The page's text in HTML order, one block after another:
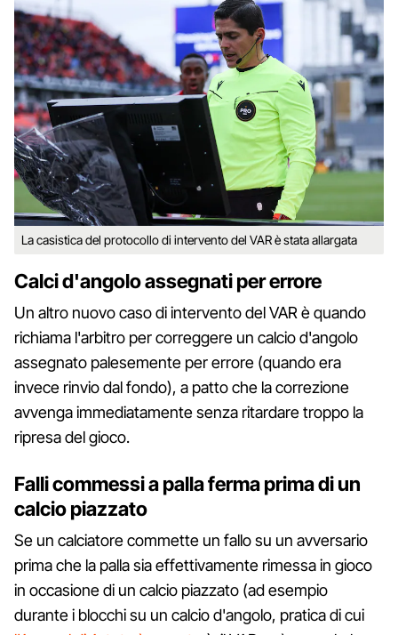
La casistica del protocollo di intervento del VAR è stata allargata
Calci d'angolo assegnati per errore
Un altro nuovo caso di intervento del VAR è quando
richiama l'arbitro per correggere un calcio d'angolo
assegnato palesemente per errore (quando era
invece rinvio dal fondo), a patto che la correzione
avvenga immediatamente senza ritardare troppo la
ripresa del gioco.
Falli commessi a palla ferma prima di un
calcio piazzato
Se un calciatore commette un fallo su un avversario
prima che la palla sia effettivamente rimessa in gioco
in occasione di un calcio piazzato (ad esempio
durante i blocchi su un calcio d'angolo, pratica di cui